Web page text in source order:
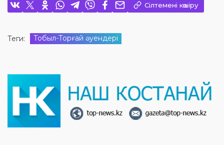
Сілтемені көшіру
Теги: Тобыл-Торғай әуендері